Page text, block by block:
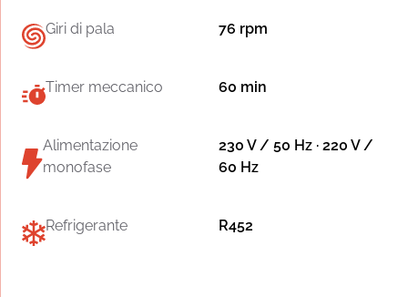
Giri di pala 76 rpm
Timer meccanico 60 min
Alimentazione
monofase
230 V / 50 Hz · 220 V /
60 Hz
Refrigerante R452